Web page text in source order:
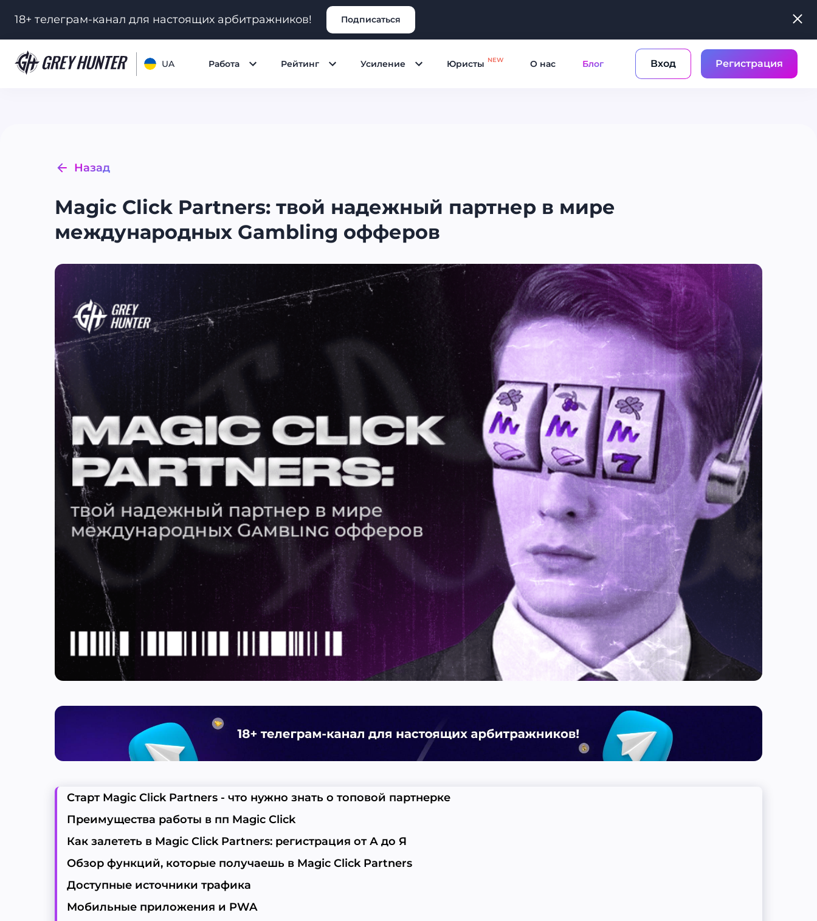
18+ телеграм-канал для настоящих арбитражников! Подписаться
UA Работа Рейтинг Усиление Юристы NEW О нас Блог Вход Регистрация
Назад
Magic Click Partners: твой надежный партнер в мире
международных Gambling офферов
Старт Magic Click Partners - что нужно знать о топовой партнерке
Преимущества работы в пп Magic Click
Как залететь в Magic Click Partners: регистрация от А до Я
Обзор функций, которые получаешь в Magic Click Partners
Доступные источники трафика
Мобильные приложения и PWA